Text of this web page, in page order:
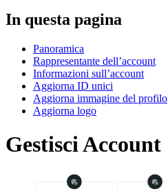
In questa pagina
Panoramica
Rappresentante dell’account
Informazioni sull’account
Aggiorna ID unici
Aggiorna immagine del profilo
Aggiorna logo
Gestisci Account